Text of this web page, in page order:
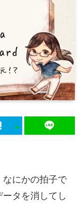
にかの拍子で
タを消してし